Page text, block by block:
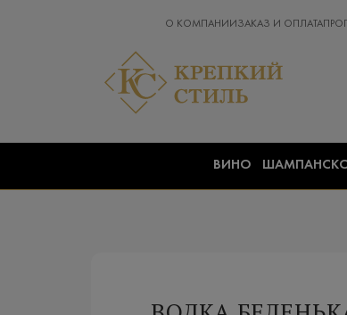
О КОМПАНИИ ЗАКАЗ И ОПЛАТА
ВИНО